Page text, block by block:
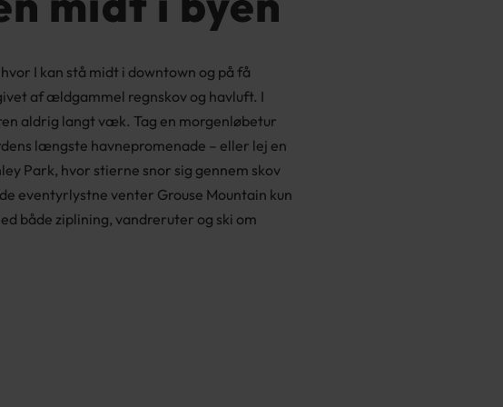
I kan stå midt i downtown og på få
af ældgammel regnskov og havluft. I
aldrig langt væk. Tag en morgenløbetur
længste havnepromenade – eller lej en
Park, hvor stierne snor sig gennem skov
eventyrlystne venter Grouse Mountain kun
både ziplining, vandreruter og ski om